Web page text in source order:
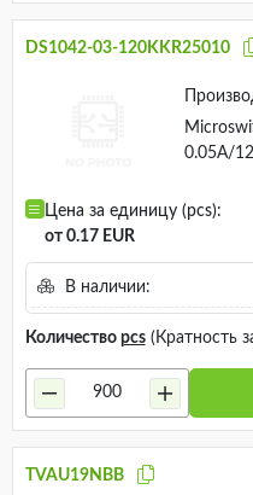
DS1042-03-120KKR25010
0.05A/
Цена за единицу (pcs):
от 0.17 EUR
В наличии:
Количество pcs(Кратность
TVAU19NBB